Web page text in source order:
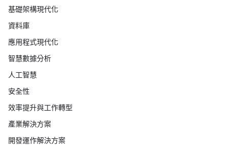
基礎架構現代化
資料庫
應用程式現代化
智慧數據分析
人工智慧
安全性
效率提升與工作轉型
產業解決方案
開發運作解決方案